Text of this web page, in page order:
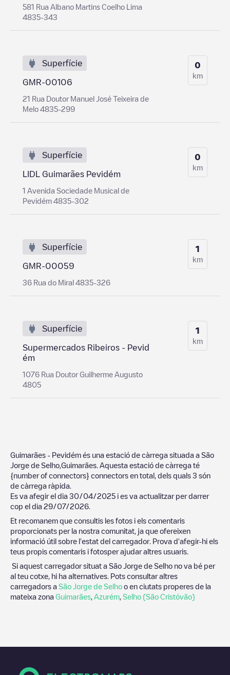
581 Rua Albano Martins Coelho Lima
4835-343
Superfície
GMR-00106
21 Rua Doutor Manuel José Teixeira de
Melo 4835-299
0
km
Superfície
LIDL Guimarães Pevidém
1 Avenida Sociedade Musical de
Pevidém 4835-302
0
km
Superfície
GMR-00059
36 Rua do Miral 4835-326
1
km
Superfície
Supermercados Ribeiros - Pevid
ém
1076 Rua Doutor Guilherme Augusto
4805
1
km
Guimarães - Pevidém és una estació de càrrega situada a São
Jorge de Selho Guimarães . Aquesta estació de càrrega té
{number of connectors} connectors en total, dels quals 3 són
de càrrega ràpida.
Es va afegir el dia 30/04/2025 i es va actualitzar per darrer
cop el dia 29/07/2026
Et recomanem que consultis les fotos i els comentaris
proporcionats per la nostra comunitat, ja que ofereixen
informació útil sobre l'estat del carregador. Prova d'afegir-hi els
teus propis comentaris i fotosper ajudar altres usuaris.
Si aquest carregador situat a São Jorge de Selho no va bé per
al teu cotxe, hi ha alternatives. Pots consultar altres
carregadors a São Jorge de Selho o en ciutats properes de la
mateixa zona Guimarães Azurém Selho (São Cristóvão)